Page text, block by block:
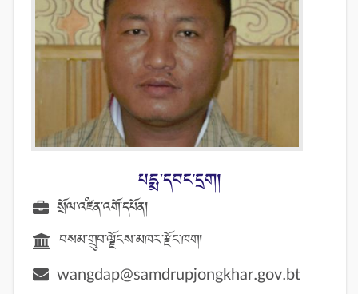
པདྨ་དབང་དྲག།
སྲོལ་འཛིན་འགོ་དཔོན།
བསམ་གྲུབ་ལྗོངས་མཁར་རྫོང་ཁག།
wangdap@samdrupjongkhar.gov.bt